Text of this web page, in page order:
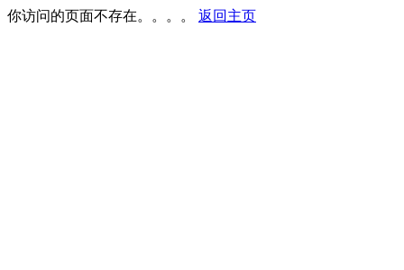
你访问的页面不存在。。。。 返回主页